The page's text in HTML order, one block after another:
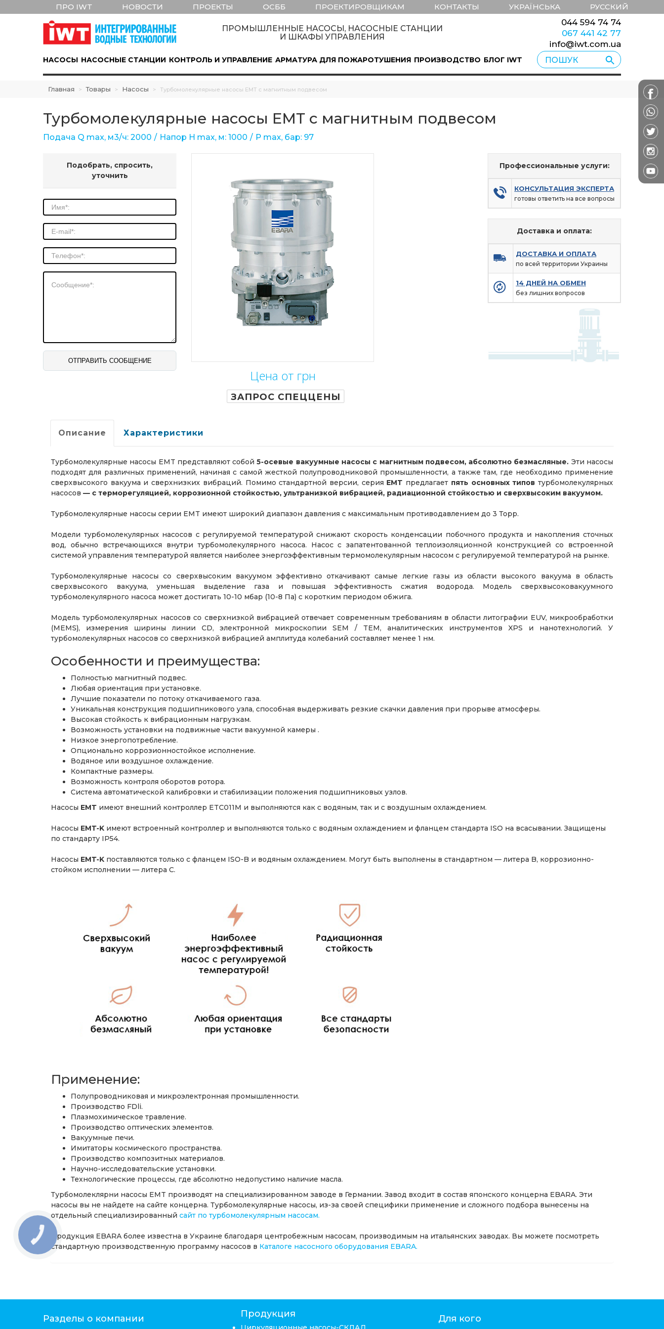
ПРО IWT НОВОСТИ ПРОЕКТЫ ОСББ ПРОЕКТИРОВЩИКАМ КОНТАКТЫ УКРАЇНСЬКА РУССКИЙ
ПРОМЫШЛЕННЫЕ НАСОСЫ, НАСОСНЫЕ СТАНЦИИ
И ШКАФЫ УПРАВЛЕНИЯ
044 594 74 74
067 441 42 77
info@iwt.com.ua
НАСОСЫ НАСОСНЫЕ СТАНЦИИ КОНТРОЛЬ И УПРАВЛЕНИЕ АРМАТУРА ДЛЯ ПОЖАРОТУШЕНИЯ ПРОИЗВОДСТВО БЛОГ IWT
Главная > Товары > Насосы > Турбомолекулярные насосы EMT с магнитным подвесом
Турбомолекулярные насосы EMT с магнитным подвесом
Подача Q max, м3/ч: 2000 Напор Н max, м: 1000 Р max, бар: 97
Подобрать, спросить,
уточнить
Цена от грн
ЗАПРОС СПЕЦЦЕНЫ
Профессиональные услуги:
КОНСУЛЬТАЦИЯ ЭКСПЕРТА
готовы ответить на все вопросы
Доставка и оплата:
ДОСТАВКА И ОПЛАТА
по всей территории Украины
14 ДНЕЙ НА ОБМЕН
без лишних вопросов
Описание Характеристики
Турбомолекулярные насосы EMT представляют собой 5-осевые вакуумные насосы с магнитным подвесом, абсолютно безмасляные. Эти насосы
подходят для различных применений, начиная с самой жесткой полупроводниковой промышленности, а также там, где необходимо применение
сверхвысокого вакуума и сверхнизких вибраций. Помимо стандартной версии, серия EMT предлагает пять основных типовтурбомолекулярных
насосов — с терморегуляцией, коррозионной стойкостью, ультранизкой вибрацией, радиационной стойкостью и сверхвысоким вакуумом.
Турбомолекулярные насосы серии EMT имеют широкий диапазон давления с максимальным противодавлением до 3 Торр.
Модели турбомолекулярных насосов с регулируемой температурой снижают скорость конденсации побочного продукта и накопления сточных
вод, обычно встречающихся внутри турбомолекулярного насоса. Насос с запатентованной теплоизоляционной конструкцией со встроенной
системой управления температурой является наиболее энергоэффективным термомолекулярным насосом с регулируемой температурой на рынке.
Турбомолекулярные насосы со сверхвысоким вакуумом эффективно откачивают самые легкие газы из области высокого вакуума в область
сверхвысокого вакуума, уменьшая выделение газа и повышая эффективность сжатия водорода. Модель сверхвысоковакуумного
турбомолекулярного насоса может достигать 10-10 мбар (10-8 Па) с коротким периодом обжига.
Модель турбомолекулярных насосов со сверхнизкой вибрацией отвечает современным требованиям в области литографии EUV, микрообработки
(MEMS), измерения ширины линии CD, электронной микроскопии SEM / TEM, аналитических инструментов XPS и нанотехнологий. У
турбомолекулярных насосов со сверхнизкой вибрацией амплитуда колебаний составляет менее 1 нм.
Особенности и преимущества:
Полностью магнитный подвес.
Любая ориентация при установке.
Лучшие показатели по потоку откачиваемого газа.
Уникальная конструкция подшипникового узла, способная выдерживать резкие скачки давления при прорыве атмосферы.
Высокая стойкость к вибрационным нагрузкам.
Возможность установки на подвижные части вакуумной камеры .
Низкое энергопотребление.
Опционально коррозионностойкое исполнение.
Водяное или воздушное охлаждение.
Компактные размеры.
Возможность контроля оборотов ротора.
Система автоматической калибровки и стабилизации положения подшипниковых узлов.
Насосы EMT имеют внешний контроллер ETC011M и выполняются как с водяным, так и с воздушным охлаждением.
Насосы EMT-K имеют встроенный контроллер и выполняются только с водяным охлаждением и фланцем стандарта ISO на всасывании. Защищены
по стандарту IP54.
Насосы EMT-K поставляются только с фланцем ISO-B и водяным охлаждением. Могут быть выполнены в стандартном — литера B, коррозионно-
стойком исполнении — литера C.
Применение:
Полупроводниковая и микроэлектронная промышленности.
Производство FDli.
Плазмохимическое травление.
Производство оптических элементов.
Вакуумные печи.
Имитаторы космического пространства.
Производство композитных материалов.
Научно-исследовательские установки.
Технологические процессы, где абсолютно недопустимо наличие масла.
Турбомолеклярни насосы EMT производят на специализированном заводе в Германии. Завод входит в состав японского концерна EBARA. Эти
насосы вы не найдете на сайте концерна. Турбомолекулярные насосы, из-за своей специфики применение и сложного подбора вынесены на
отдельный специализированный сайт по турбомолекулярным насосам.
Продукция EBARA более известна в Украине благодаря центробежным насосам, производимым на итальянских заводах. Вы можете посмотреть
стандартную производственную программу насосов в Каталоге насосного оборудования EBARA.
Разделы о компании Продукция Для кого